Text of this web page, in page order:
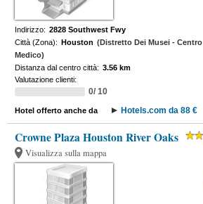
Indirizzo: 2828 Southwest Fwy
Città (Zona): Houston (Distretto Dei Musei - Centro
Medico)
Distanza dal centro città: 3.56 km
Valutazione clienti:
0/ 10
Hotel offerto anche da Hotels.com da 88 €
Crowne Plaza Houston River Oaks
Visualizza sulla mappa